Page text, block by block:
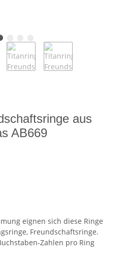
aus
AB669
eignen sich diese Ringe
Freundschaftsringe.
Zahlen pro Ring